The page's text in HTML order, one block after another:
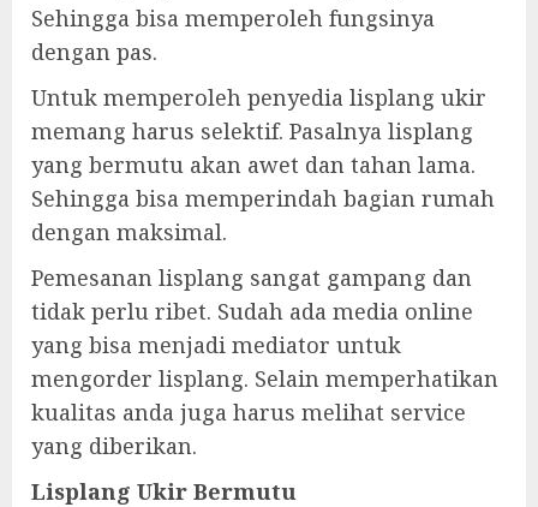
Sehingga bisa memperoleh fungsinya
dengan pas.
Untuk memperoleh penyedia lisplang ukir
memang harus selektif. Pasalnya lisplang
yang bermutu akan awet dan tahan lama.
Sehingga bisa memperindah bagian rumah
dengan maksimal.
Pemesanan lisplang sangat gampang dan
tidak perlu ribet. Sudah ada media online
yang bisa menjadi mediator untuk
mengorder lisplang. Selain memperhatikan
kualitas anda juga harus melihat service
yang diberikan.
Lisplang Ukir Bermutu